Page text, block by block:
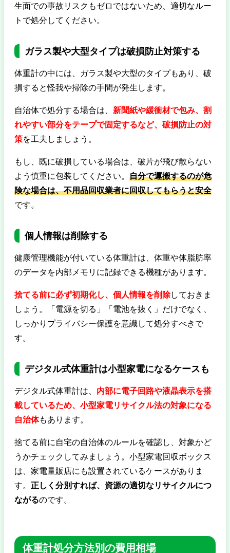
生面での事故リスクもゼロではないため、適切なルー
トで処分してください。
ガラス製や大型タイプは破損防止対策する
体重計の中には、ガラス製や大型のタイプもあり、破
損すると怪我や掃除の手間が発生します。
自治体で処分する場合は、 新聞紙や緩衝材で包み、割
れやすい部分をテープで固定するなど、破損防止の対
策を工夫しましょう。
もし、既に破損している場合は、破片が飛び散らない
よう慎重に包装してください。 自分で運搬するのが危
険な場合は、不用品回収業者に回収してもらうと安全
です。
個人情報は削除する
健康管理機能が付いている体重計は、体重や体脂肪率
のデータを内部メモリに記録できる機種があります。
捨てる前に必ず初期化し、個人情報を削除しておきま
しょう。「電源を切る」「電池を抜く」だけでなく、
しっかりプライバシー保護を意識して処分すべきで
す。
デジタル式体重計は小型家電になるケースも
デジタル式体重計は、 内部に電子回路や液晶表示を搭
載しているため、小型家電リサイクル法の対象になる
自治体もあります。
捨てる前に自宅の自治体のルールを確認し、対象かど
うかチェックしてみましょう。小型家電回収ボックス
は、家電量販店にも設置されているケースがありま
す。 正しく分別すれば、資源の適切なリサイクルにつ
ながるのです。
体重計処分方法別の費用相場